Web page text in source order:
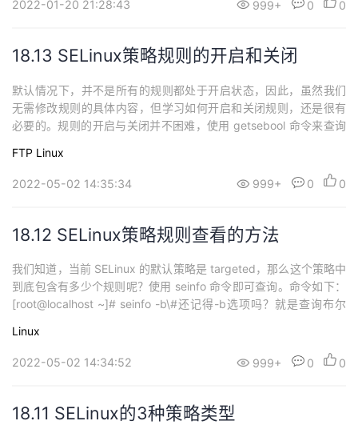
2022-01-20 21:28:43 999+ 0 0
18.13 SELinux策略规则的开启和关闭
默认情况下，并不是所有的规则都处于开启状态，因此，虽然我们
无需修改规则的具体内容，但学习如何开启和关闭规则，还是很有
必要的。规则的开启与关闭并不困难，使用 getsebool 命令来查询
关闭状态。 查询策略规则是否开启先来看看如何知道哪些规则是启
用的，哪些规则是关闭的。这时需要使用 getsebool 命令，命令格
FTP Linux
2022-05-02 14:35:34 999+ 0 0
18.12 SELinux策略规则查看的方法
我们知道，当前 SELinux 的默认策略是 targeted，那么这个策略中
到底包含有多少个规则呢？使用 seinfo 命令即可查询。命令如下：
[root@localhost ~]# seinfo -b\#还记得-b选项吗？就是查询布尔
有187个规则allow_domain_fd_useallow_ftpd...
Linux
2022-05-02 14:34:52 999+ 0 0
18.11 SELinux的3种策略类型